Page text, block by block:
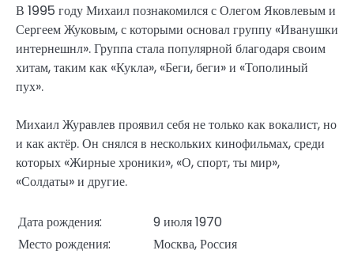
В 1995 году Михаил познакомился с Олегом Яковлевым и
Сергеем Жуковым, с которыми основал группу «Иванушки
интернешнл». Группа стала популярной благодаря своим
хитам, таким как «Кукла», «Беги, беги» и «Тополиный
пух».
Михаил Журавлев проявил себя не только как вокалист, но
и как актёр. Он снялся в нескольких кинофильмах, среди
которых «Жирные хроники», «О, спорт, ты мир»,
«Солдаты» и другие.
Дата рождения:
9 июля 1970
Место рождения:
Москва, Россия